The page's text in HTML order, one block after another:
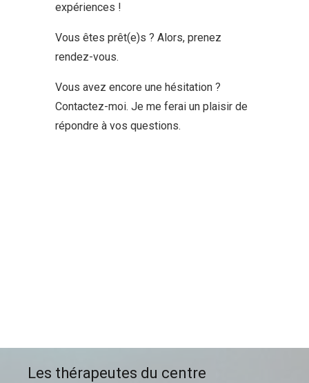
expériences !
Vous êtes prêt(e)s ? Alors, prenez
rendez-vous.
Vous avez encore une hésitation ?
Contactez-moi. Je me ferai un plaisir de
répondre à vos questions.
Les thérapeutes du centre